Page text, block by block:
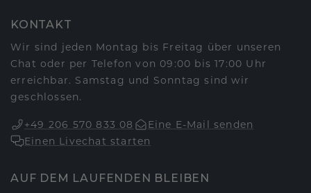
KONTAKT
Wir sind jeden Montag bis Freitag über unseren
Chat oder per Telefon von 09:00 bis 17:00 Uhr
erreichbar. Samstag und Sonntag sind wir
geschlossen.
+49 206 570 833 08
Eine E-Mail senden
Einen Livechat starten
AUF DEM LAUFENDEN BLEIBEN